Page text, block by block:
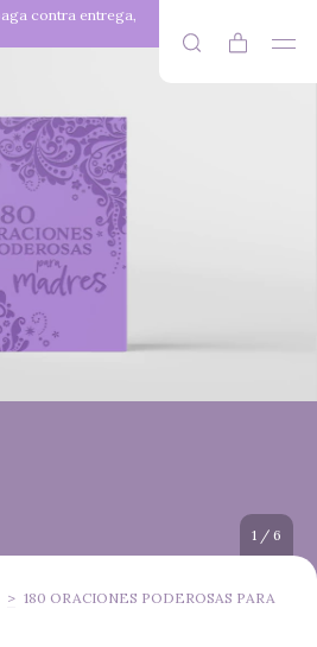
contra entrega,
1 / 6
> 180 ORACIONES PODEROSAS PARA